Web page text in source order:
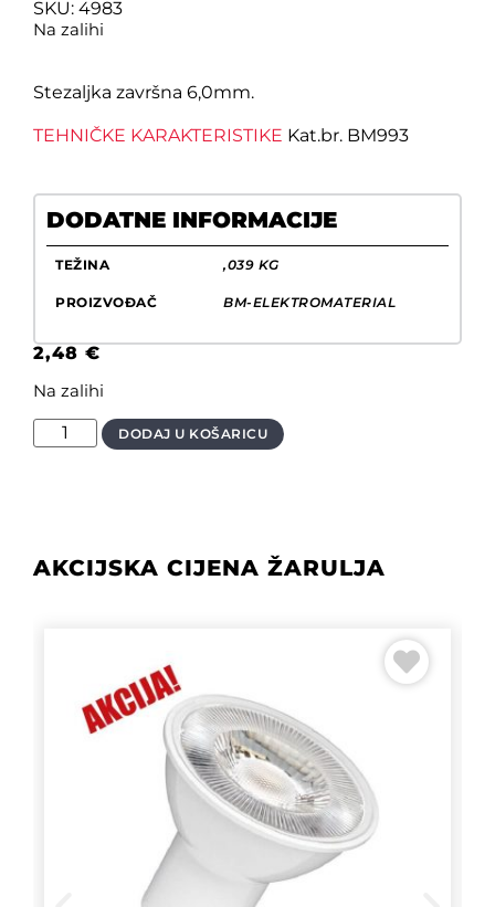
SKU: 4983
Na zalihi
Stezaljka završna 6,0mm.
TEHNIČKE KARAKTERISTIKE Kat.br. BM993
DODATNE INFORMACIJE
TEŽINA ,039 KG
PROIZVOĐAČ BM-ELEKTROMATERIAL
2,48 €
Na zalihi
DODAJ U KOŠARICU
AKCIJSKA CIJENA ŽARULJA